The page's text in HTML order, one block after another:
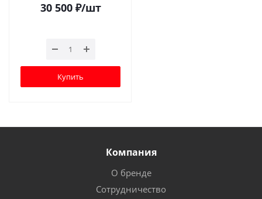
30 500₽/шт
Купить
Компания
О бренде
Сотрудничество